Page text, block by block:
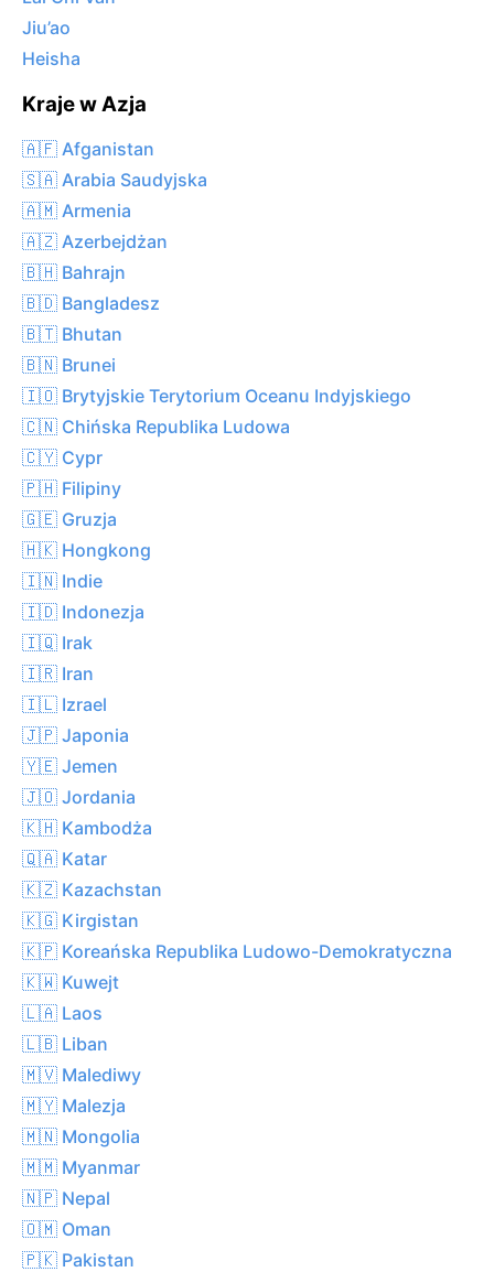
Jiu’ao
Heisha
Kraje w Azja
🇦🇫 Afganistan
🇸🇦 Arabia Saudyjska
🇦🇲 Armenia
🇦🇿 Azerbejdżan
🇧🇭 Bahrajn
🇧🇩 Bangladesz
🇧🇹 Bhutan
🇧🇳 Brunei
🇮🇴 Brytyjskie Terytorium Oceanu Indyjskiego
🇨🇳 Chińska Republika Ludowa
🇨🇾 Cypr
🇵🇭 Filipiny
🇬🇪 Gruzja
🇭🇰 Hongkong
🇮🇳 Indie
🇮🇩 Indonezja
🇮🇶 Irak
🇮🇷 Iran
🇮🇱 Izrael
🇯🇵 Japonia
🇾🇪 Jemen
🇯🇴 Jordania
🇰🇭 Kambodża
🇶🇦 Katar
🇰🇿 Kazachstan
🇰🇬 Kirgistan
🇰🇵 Koreańska Republika Ludowo-Demokratyczna
🇰🇼 Kuwejt
🇱🇦 Laos
🇱🇧 Liban
🇲🇻 Malediwy
🇲🇾 Malezja
🇲🇳 Mongolia
🇲🇲 Myanmar
🇳🇵 Nepal
🇴🇲 Oman
🇵🇰 Pakistan